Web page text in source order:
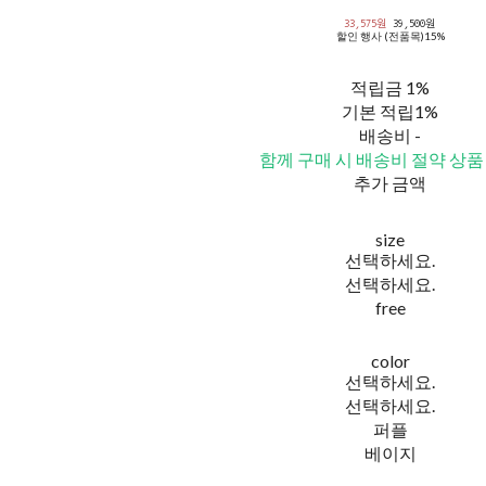
33,575원 39,500원
할인 행사 (전품목)15%
적립금 1%
기본 적립1%
배송비 -
함께 구매 시 배송비 절약 상
추가 금액
size
선택하세요.
선택하세요.
free
color
선택하세요.
선택하세요.
퍼플
베이지